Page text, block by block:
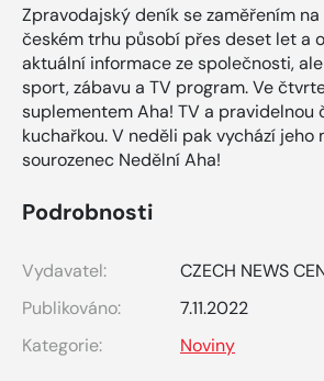
Zpravodajský deník se zaměřením na
českém trhu působí přes deset let a
aktuální informace ze společnosti,
sport, zábavu a TV program. Ve
suplementem Aha! TV a pravidelnou
kuchařkou. V neděli pak vychází jeho
sourozenec Nedělní Aha!
Podrobnosti
Vydavatel:
CZECH NEWS
Publikováno:
7.11.2022
Kategorie:
Noviny